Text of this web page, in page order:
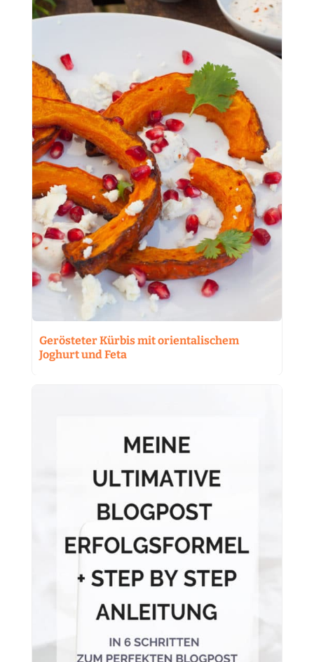
Gerösteter Kürbis mit orientalischem
Joghurt und Feta